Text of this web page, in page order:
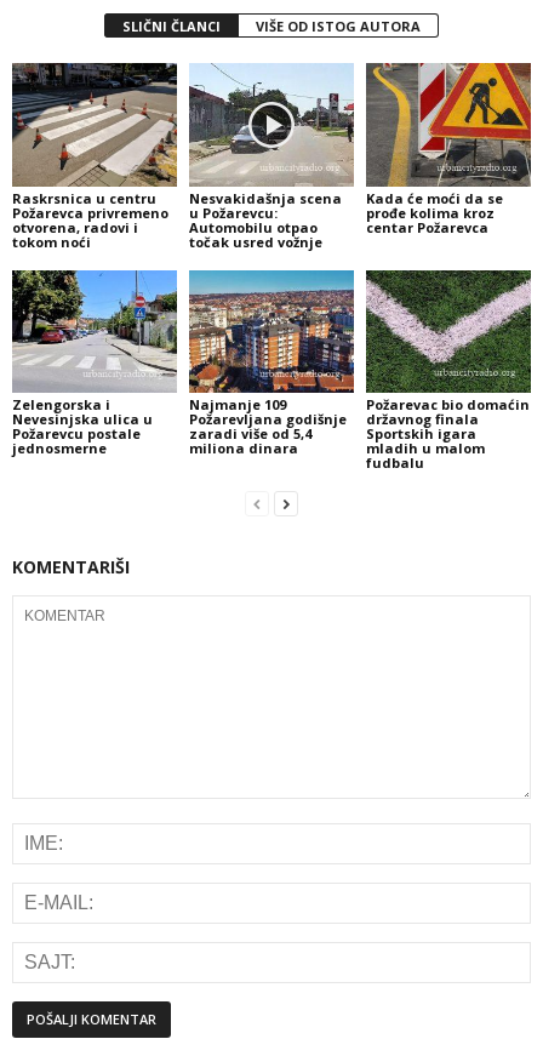
SLIČNI ČLANCI VIŠE OD ISTOG AUTORA
Raskrsnica u centru
Požarevca privremeno
otvorena, radovi i
tokom noći
Nesvakidašnja scena
u Požarevcu:
Automobilu otpao
točak usred vožnje
Kada će moći da se
prođe kolima kroz
centar Požarevca
Zelengorska i
Nevesinjska ulica u
Požarevcu postale
jednosmerne
Najmanje 109
Požarevljana godišnje
zaradi više od 5,4
miliona dinara
Požarevac bio domaćin
državnog finala
Sportskih igara
mladih u malom
fudbalu
KOMENTARIŠI